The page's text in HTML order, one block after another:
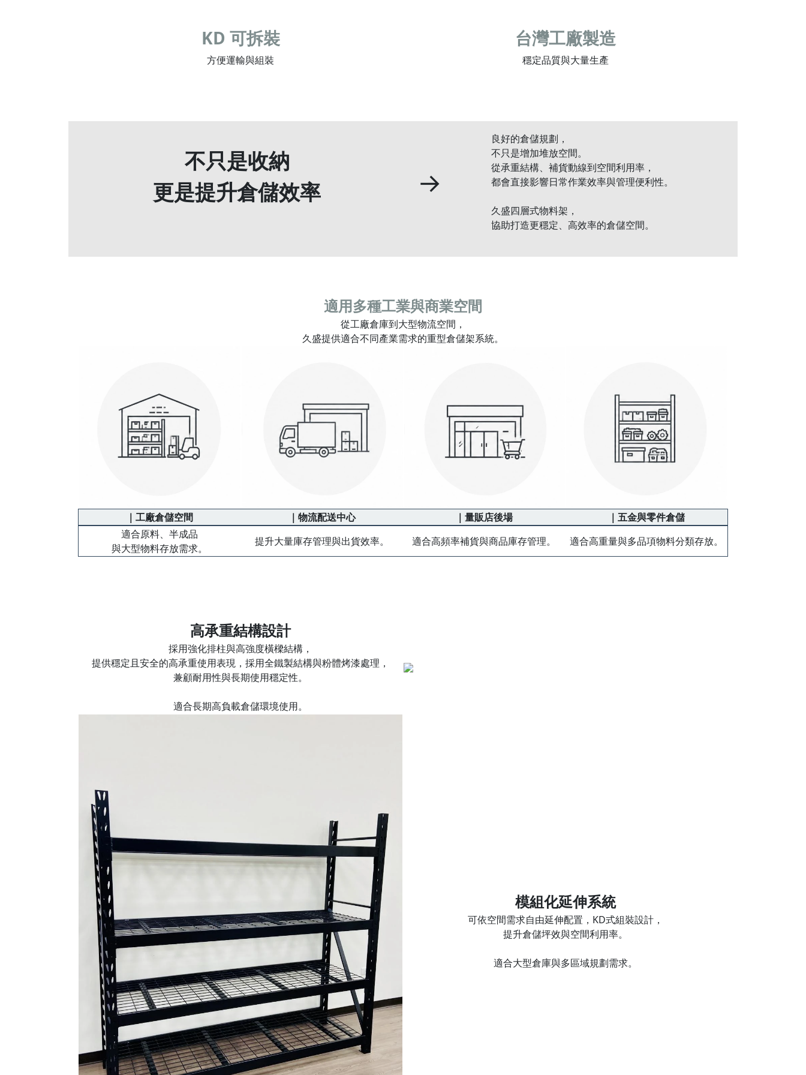
KD 可拆裝
方便運輸與組裝
台灣工廠製造
穩定品質與大量生產
不只是收納
更是提升倉儲效率
→
良好的倉儲規劃，
不只是增加堆放空間。
從承重結構、補貨動線到空間利用率，
都會直接影響日常作業效率與管理便利性。
久盛四層式物料架，
協助打造更穩定、高效率的倉儲空間。
適用多種工業與商業空間
從工廠倉庫到大型物流空間，
久盛提供適合不同產業需求的重型倉儲架系統。
｜工廠倉儲空間 ｜物流配送中心 ｜量販店後場
｜五金與零件倉儲
適合原料、半成品
與大型物料存放需求。
提升大量庫存管理與出貨效率。 適合高頻率補貨與商品庫存管理。 適合高重量與多品項物料分類存放。
高承重結構設計
採用強化排柱與高強度橫樑結構，
提供穩定且安全的高承重使用表現，採用全鐵製結構與粉體烤漆處理，
兼顧耐用性與長期使用穩定性。
適合長期高負載倉儲環境使用。
模組化延伸系統
可依空間需求自由延伸配置，KD式組裝設計，
提升倉儲坪效與空間利用率。
適合大型倉庫與多區域規劃需求。